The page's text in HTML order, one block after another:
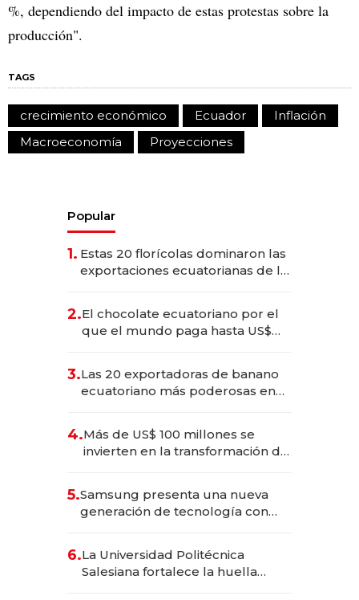
%, dependiendo del impacto de estas protestas sobre la
producción".
TAGS
crecimiento económico Ecuador
Inflación
Macroeconomía
Proyecciones
Popular
1. Estas 20 florícolas dominaron las
exportaciones ecuatorianas de la
2.El chocolate ecuatoriano por el
que el mundo paga hasta US$
3.Las 20 exportadoras de banano
ecuatoriano más poderosas en
4.Más de US$ 100 millones se
invierten en la transformación de
5.Samsung presenta una nueva
generación de tecnología con
6.La Universidad Politécnica
Salesiana fortalece la huella